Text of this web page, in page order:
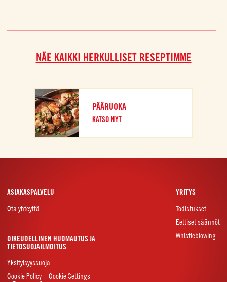
NÄE KAIKKI HERKULLISET RESEPTIMME
PÄÄRUOKA
KATSO NYT
ASIAKASPALVELU
Ota yhteyttä
YRITYS
Todistukset
Eettiset säännöt
Whistleblowing
OIKEUDELLINEN HUOMAUTUS JA
TIETOSUOJAILMOITUS
Yksityisyyssuoja
Cookie Policy – Cookie Settings